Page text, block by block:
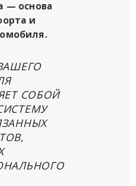
— основа
и
СОБОЙ